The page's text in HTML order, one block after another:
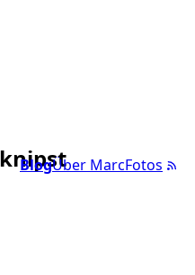
BlogÜber MarcFotos